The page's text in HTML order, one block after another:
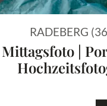
RADEBERG
Mittagsfoto |